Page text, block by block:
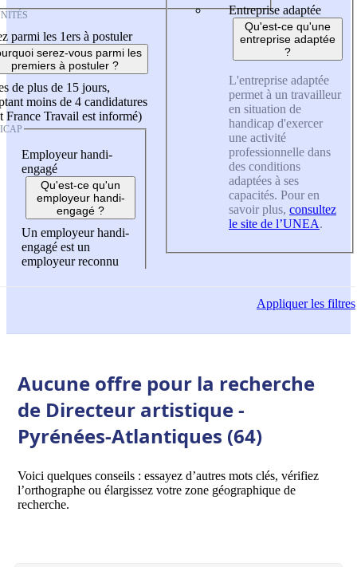
parmi les 1ers à postuler
serez-vous parmi les
premiers à postuler ?
de plus de 15 jours,
moins de 4 candidatures
France Travail est informé)
Employeur handi-
engagé
Qu'est-ce qu'un
employeur handi-
engagé ?
Un employeur handi-
engagé est un
employeur reconnu
Entreprise adaptée
Qu'est-ce qu'une
entreprise adaptée
?
L'entreprise adaptée
permet à un travailleur
en situation de
handicap d'exercer
une activité
professionnelle dans
des conditions
adaptées à ses
capacités. Pour en
savoir plus, consultez
le site de l’UNEA.
Appliquerles filtres
Aucune offre pour la recherche
de Directeur artistique -
Pyrénées-Atlantiques (64)
Voici quelques conseils : essayez d’autres mots clés, vérifiez
l’orthographe ou élargissez votre zone géographique de
recherche.